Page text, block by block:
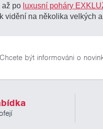
až po luxusní poháry
vidění na několika velkých
Chcete být informováni o